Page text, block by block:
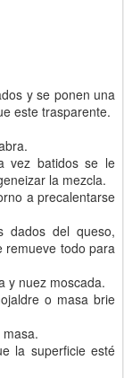
y se ponen una
este trasparente.
vez batidos se le
la mezcla.
a precalentarse
dados del queso,
remueve todo para
y nuez moscada.
o masa brie
la superficie esté